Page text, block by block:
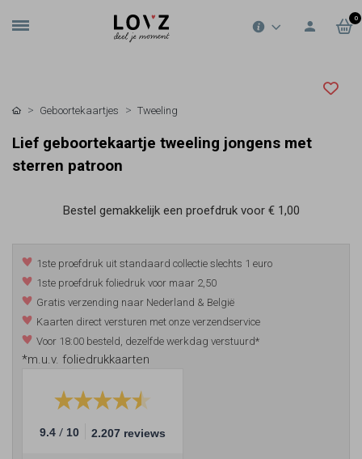
0
Geboortekaartjes Tweeling
Lief geboortekaartje tweeling jongens met
sterren patroon
Bestel gemakkelijk een proefdruk voor € 1,00
1ste proefdruk uit standaard collectie slechts 1 euro
1ste proefdruk foliedruk voor maar 2,50
Gratis verzending naar Nederland & België
Kaarten direct versturen met onze verzendservice
Voor 18:00 besteld, dezelfde werkdag verstuurd*
*m.u.v. foliedrukkaarten
9.4 / 10 2.207 reviews